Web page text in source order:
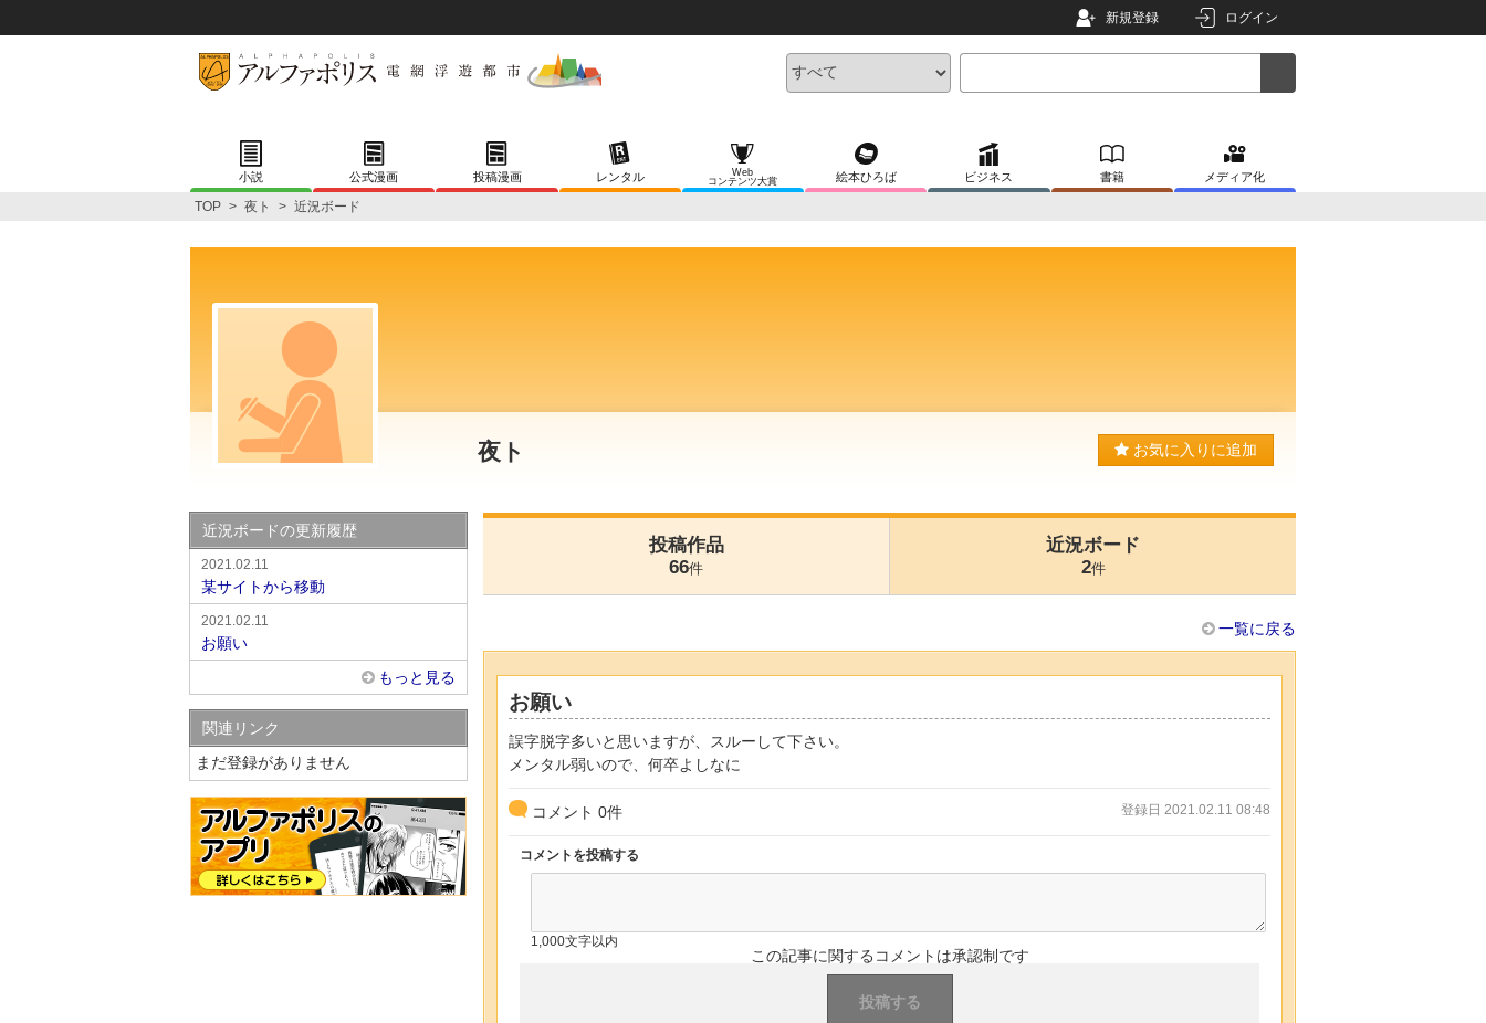
新規登録 ログイン
小説 公式漫画 投稿漫画 レンタル
Web
コンテンツ大賞
絵本ひろば ビジネス 書籍 メディア化
TOP > 夜ト > 近況ボード
夜ト お気に入りに追加
投稿作品
66件
近況ボード
2件
一覧に戻る
お願い
誤字脱字多いと思いますが、スルーして下さい。
メンタル弱いので、何卒よしなに
コメント 0件 登録日 2021.02.11 08:48
コメントを投稿する
1,000文字以内
この記事に関するコメントは承認制です
近況ボードの更新履歴
2021.02.11
某サイトから移動
2021.02.11
お願い
もっと見る
関連リンク
まだ登録がありません